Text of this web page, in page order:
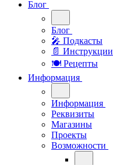
Блог
Блог
🎤︎︎ Подкасты
📄 Инструкции
🍽 Рецепты
Информация
Информация
Реквизиты
Магазины
Проекты
Возможности